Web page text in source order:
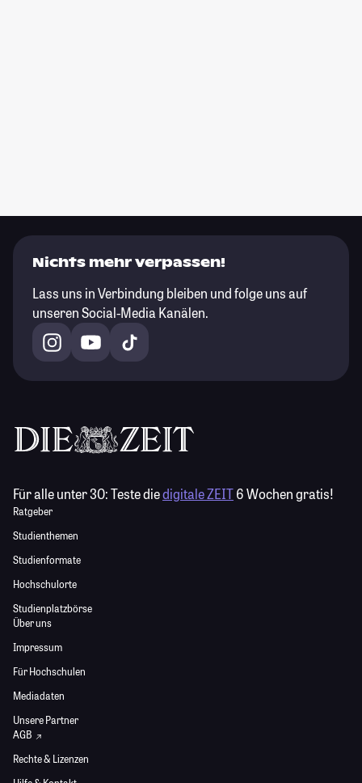
Nichts mehr verpassen!
Lass uns in Verbindung bleiben und folge uns auf
unseren Social-Media Kanälen.
Für alle unter 30:Teste diedigitale ZEIT6 Wochen gratis!
Ratgeber
Studienthemen
Studienformate
Hochschulorte
Studienplatzbörse
Über uns
Impressum
Für Hochschulen
Mediadaten
Unsere Partner
AGB
Rechte & Lizenzen